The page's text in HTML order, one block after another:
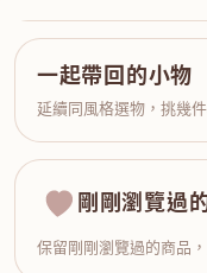
一起帶回的小物
延續同風格選物，挑幾
剛剛瀏覽過
保留剛剛瀏覽過的商品